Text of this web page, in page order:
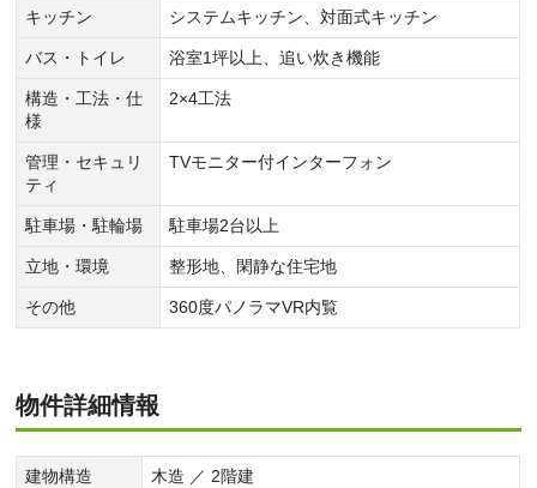
キッチン システムキッチン、対面式キッチン
バス・トイレ 浴室1坪以上、追い炊き機能
構造・工法・仕
様
2×4工法
管理・セキュリ
ティ
TVモニター付インターフォン
駐車場・駐輪場 駐車場2台以上
立地・環境 整形地、閑静な住宅地
その他 360度パノラマVR内覧
物件詳細情報
建物構造 木造 ／ 2階建